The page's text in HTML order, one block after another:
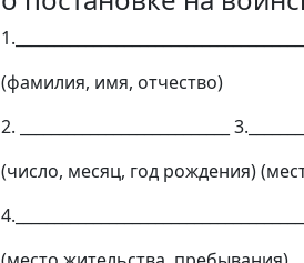
(фамилия, имя, отчество)
2. ___________________________
(число, месяц, год рождения)